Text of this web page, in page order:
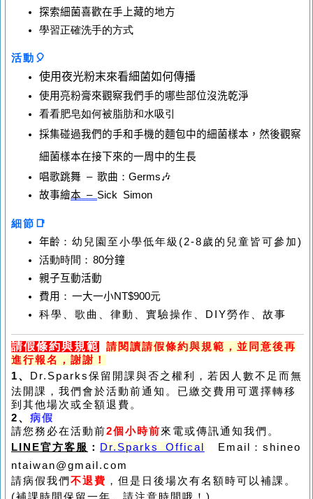
探索細菌喜歡在手上藏的地方
學習正確洗手的方式
活動 🎈
使用夜光粉末來看細菌如何傳播
使用亮粉膏來觀察我們手的哪些部位沒洗乾淨
看看肥皂如何被脂肪和水吸引
採集碰過我們的手和手機的麵包中的細菌樣本，然後觀察
細菌樣本在接下來的一周中的生長
唱歌跳舞 –歌曲 ：Germs🎶
故事繪本 – Sick Simon
細節 📑
年齡 ： 幼兒園至小學低年級 (2-8歲的兒童皆可參加)
活動時間 ： 80分鐘
親子互動活動
費用 ： 一大一小NT$900元
科學、歌曲、律動、實驗操作、
DIY勞作、 故事
請假條約與規範
請閱讀請假條約與規範，並同意後再
進行報名，謝謝！
1、 Dr.Sparks保留開課與否之權利，若因人數不足而無
法開課，我們會於活動前通知。已繳交費用可選擇轉移
到其他場次或全額退費。
2、 病假
請您務必在活動前2個小時前來電或傳訊通知我們。
LINE官方客服 ： Dr.Sparks Offical
Email：shineo
ntaiwan@gmail.com
請病假我們 不退費 ，但是日後場次有名額時可以補課。